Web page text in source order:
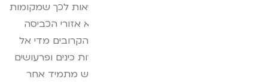
היונים יחד עם הבניה המואצת בערים מביאות לכך שמקומות
הקינון שלהן כבר אינם העצים בפארק אלא אזורי הכביסה
בבניינים, הגגות, פתח המרזב ועוד אזורים הקרובים מדי אל
האנשים. היונים יוצרות לכלוך ורעש, מעבירות כינים ופרעושים
וגם מהוות סכנה תברואתית. לכן ישנו חיפוש מתמיד אחר